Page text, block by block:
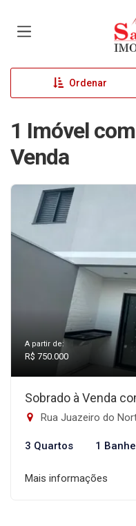
Ordenar
1 Imóvel
Venda
A partir de:
R$ 750.000
Sobrado à Venda
Rua Juazeiro do Norte,
3 Quartos 1
Mais informações